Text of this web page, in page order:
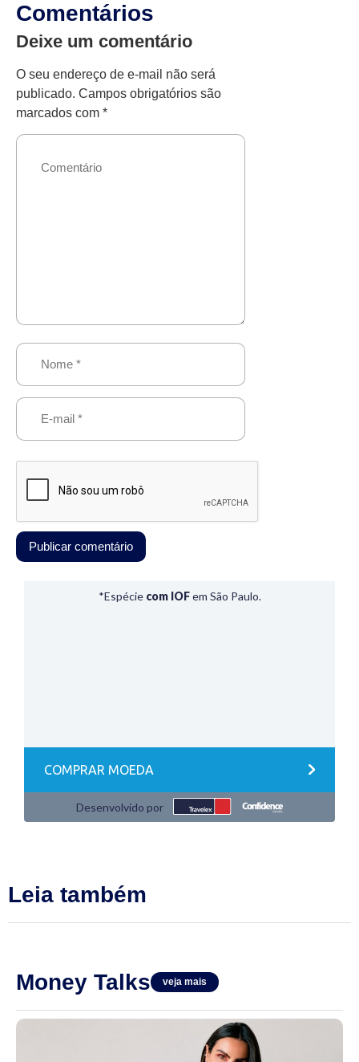
Comentários
Deixe um comentário
O seu endereço de e-mail não será
publicado. Campos obrigatórios são
marcados com *
Leia também
Money Talks veja mais